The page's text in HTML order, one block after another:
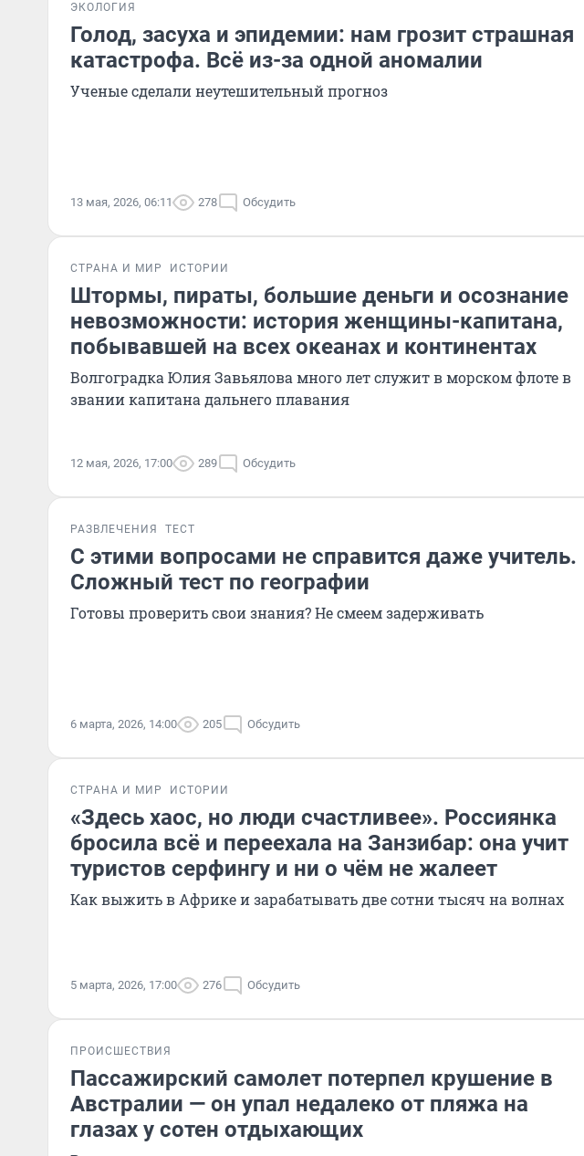
ЭКОЛОГИЯ
Голод, засуха и эпидемии: нам грозит страшная
катастрофа. Всё из-за одной аномалии
Ученые сделали неутешительный прогноз
13 мая, 2026, 06:11 278 Обсудить
СТРАНА И МИР ИСТОРИИ
Штормы, пираты, большие деньги и осознание
невозможности: история женщины-капитана,
побывавшей на всех океанах и континентах
Волгоградка Юлия Завьялова много лет служит в морском флоте в
звании капитана дальнего плавания
12 мая, 2026, 17:00 289 Обсудить
РАЗВЛЕЧЕНИЯ ТЕСТ
С этими вопросами не справится даже учитель.
Сложный тест по географии
Готовы проверить свои знания? Не смеем задерживать
6 марта, 2026, 14:00 205 Обсудить
СТРАНА И МИР ИСТОРИИ
«Здесь хаос, но люди счастливее». Россиянка
бросила всё и переехала на Занзибар: она учит
туристов серфингу и ни о чём не жалеет
Как выжить в Африке и зарабатывать две сотни тысяч на волнах
5 марта, 2026, 17:00 276 Обсудить
ПРОИСШЕСТВИЯ
Пассажирский самолет потерпел крушение в
Австралии — он упал недалеко от пляжа на
глазах у сотен отдыхающих